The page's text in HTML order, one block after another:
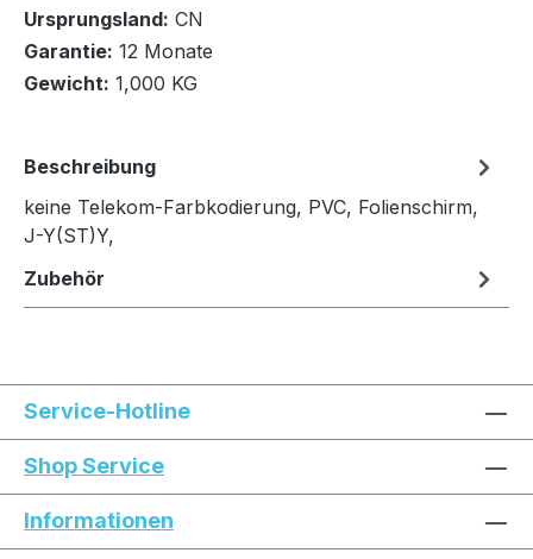
In den Warenkorb
Ursprungsland: CN
Garantie: 12 Monate
Gewicht: 1,000 KG
Beschreibung
keine Telekom-Farbkodierung, PVC, Folienschirm,
J-Y(ST)Y,
Zubehör
Service-Hotline
Shop Service
Informationen